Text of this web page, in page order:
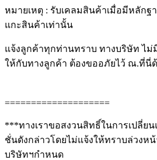
หมายเหตุ : รับเคลมสินค้าเมื่อมีหลักฐ
แกะสินค้าเท่านั้น
แจ้งลูกค้าทุกท่านทราบ ทางบริษัท ไ
ให้กับทางลูกค้า ต้องขออภัยไว้ ณ.ที่นี่
====================
***ทางเราขอสงวนสิทธิ์ในการเปลี่ย
ชั่นดังกล่าวโดยไม่แจ้งให้ทราบล่วงหน้
บริษัทฯกำหนด